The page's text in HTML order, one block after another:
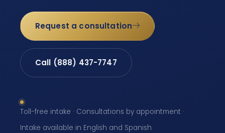
Request a consultation
Call (888) 437-7747
Toll-free intake · Consultations by appointment ·
Intake available in English and Spanish